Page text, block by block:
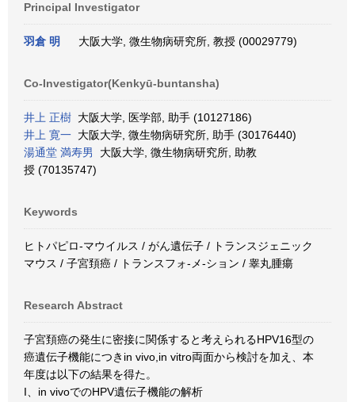
Principal Investigator
羽倉 明 大阪大学, 微生物病研究所, 教授 (00029779)
Co-Investigator(Kenkyū-buntansha)
井上 正樹 大阪大学, 医学部, 助手 (10127186)
井上 寛一 大阪大学, 微生物病研究所, 助手 (30176440)
湯通堂 満寿男
大阪大学, 微生物病研究所, 助教
授 (70135747)
Keywords
ヒトパピロ-マウイルス / がん遺伝子 / トランスジェニック
マウス / 子宮頚癌 / トランスフォ-メ-ション / 睾丸腫瘍
Research Abstract
子宮頚癌の発生に密接に関係すると考えられるHPV16型の
癌遺伝子機能につきin vivo,in vitro両面から検討を加え、本
年度は以下の結果を得た。
I、in vivoでのHPV遺伝子機能の解析